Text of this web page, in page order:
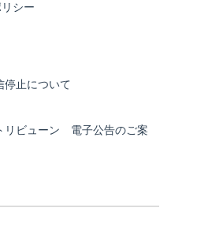
シー
停止について
リビューン 電子公告のご案